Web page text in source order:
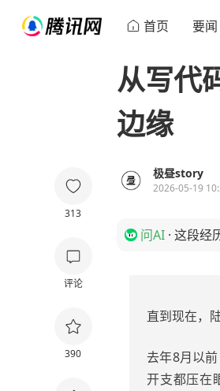
首页 要闻
313
评论
390
从写代
边缘
极昼story
2026-05-19
问AI · 这段经
直到现在，
去年8月以
开支都压在